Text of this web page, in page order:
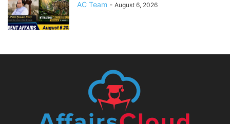
AC Team - August 6, 2026